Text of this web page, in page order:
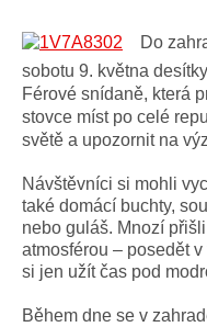
Do
sobotu 9. května
Férové snídaně, která
stovce míst po celé
světě a upozornit na
Návštěvníci si mohli
také domácí buchty,
nebo guláš. Mnozí
atmosférou – posedět
si jen užít čas pod
Během dne se v